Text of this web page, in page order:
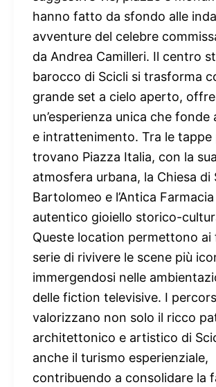
hanno fatto da sfondo alle
avventure del celebre
da Andrea Camilleri. Il centro
barocco di Scicli si trasforma
grande set a cielo aperto,
un’esperienza unica che
e intrattenimento. Tra le tappe
trovano Piazza Italia, con la
atmosfera urbana, la Chiesa di
Bartolomeo e l’Antica
autentico gioiello storico-
Queste location permettono ai
serie di rivivere le scene più
immergendosi nelle
delle fiction televisive. I
valorizzano non solo il ricco
architettonico e artistico di
anche il turismo esperienziale,
contribuendo a consolidare la